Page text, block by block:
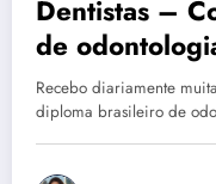
Dentistas –
de
Recebo diariamente
diploma brasileiro de